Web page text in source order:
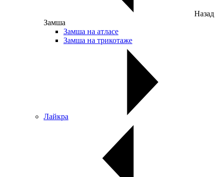
Назад
Замша
Замша на атласе
Замша на трикотаже
Лайкра